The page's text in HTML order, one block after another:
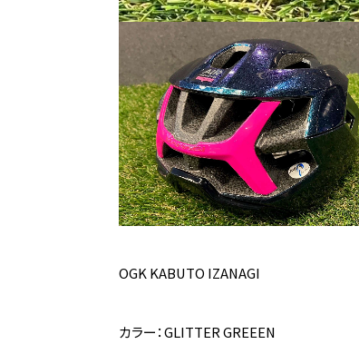
OGK KABUTO IZANAGI
カラー：GLITTER GREEEN